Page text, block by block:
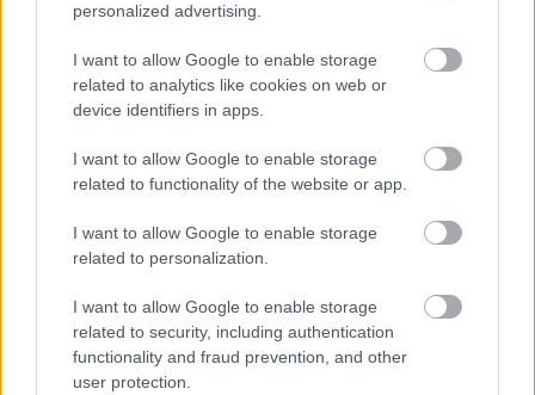
personalized advertising.
I want to allow Google to enable storage
related to analytics like cookies on web or
device identifiers in apps.
I want to allow Google to enable storage
related to functionality of the website or app.
I want to allow Google to enable storage
related to personalization.
I want to allow Google to enable storage
related to security, including authentication
functionality and fraud prevention, and other
user protection.
Kastélyok múltja és történetei elevenednek meg Fejér
vármegyében